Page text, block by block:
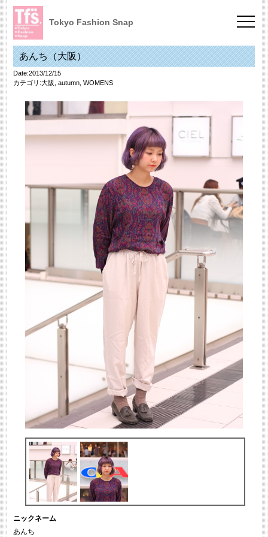
Tokyo Fashion Snap
あんち（大阪）
Date:2013/12/15
カテゴリ:大阪 autumn, WOMENS
ニックネーム
あんち